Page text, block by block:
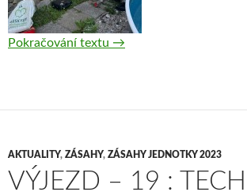
Pokračování textu Výjezd 20 — Technická
→
AKTUALITY, ZÁSAHY, ZÁSAHY JEDNOTKY 2023
VÝJEZD – 19 :